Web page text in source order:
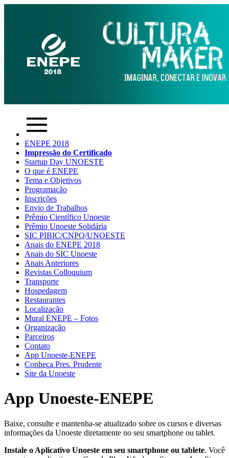
ENEPE 2018
Impressão do Certificado
Startup Day UNOESTE
O que é ENEPE
Tema e Objetivos
Programação
Inscrições
Envio de Trabalhos
Prêmio Científico Unoeste
Prêmio Unoeste Solidária
SIC PIBIC/CNPQ/UNOESTE
Anais do ENEPE 2018
Anais do SIC Unoeste
Anais Anteriores
Revistas Colloquium
Transporte
Hospedagem
Restaurantes
Localização
Mural ENEPE – Fotos
Organização
Parceiros
Contato
App Unoeste-ENEPE
Conheça Pres. Prudente
Site da Unoeste
App Unoeste-ENEPE
Baixe, consulte e mantenha-se atualizado sobre os cursos e diversas
informações da Unoeste diretamente no seu smartphone ou tablet.
Instale o Aplicativo Unoeste em seu smartphone ou tablete. Você